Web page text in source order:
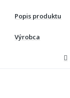
Popis produktu
Výrobca